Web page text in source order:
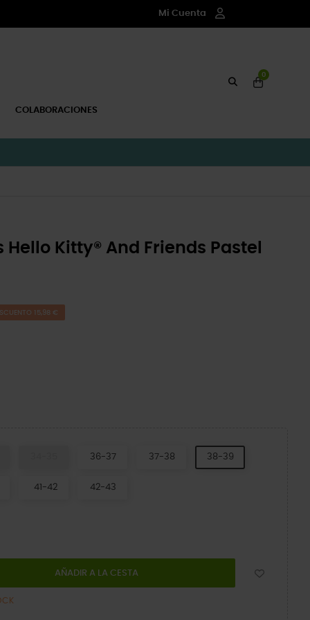
Mi Cuenta
COLABORACIONES
0
Hello Kitty® And Friends Pastel
15,98 €
36-37 37-38 38-39
41-42 42-43
AÑADIR A LA CESTA